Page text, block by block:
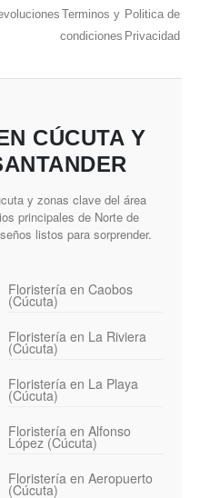
Terminos y
condiciones
Politica de
Privacidad
CÚCUTA Y
y zonas clave del área
principales de Norte de
listos para sorprender.
Floristería en Caobos
(Cúcuta)
Floristería en La Riviera
(Cúcuta)
Floristería en La Playa
(Cúcuta)
Floristería en Alfonso
López (Cúcuta)
Floristería en Aeropuerto
(Cúcuta)